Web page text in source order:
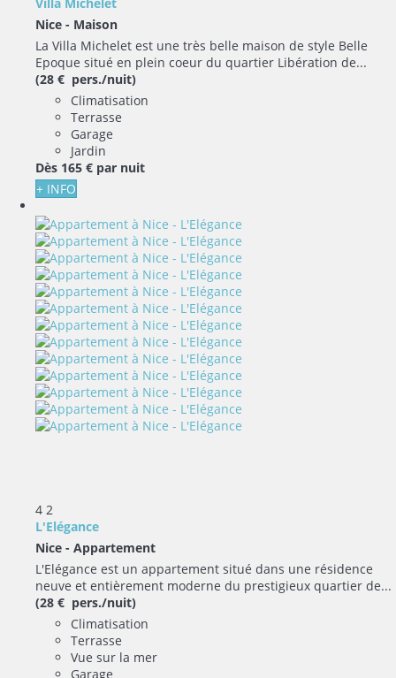
Nice - Maison
La Villa Michelet est une très belle maison de style Belle
Epoque situé en plein coeur du quartier Libération de...
(28 € pers./nuit)
Climatisation
Terrasse
Garage
Jardin
Dès 165 € par nuit
+ INFO
4 2
L'Elégance
Nice - Appartement
L'Elégance est un appartement situé dans une résidence
neuve et entièrement moderne du prestigieux quartier de...
(28 € pers./nuit)
Climatisation
Terrasse
Vue sur la mer
Garage